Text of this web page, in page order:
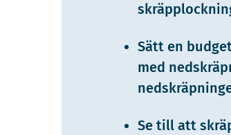
Sätt en
med
Se till att